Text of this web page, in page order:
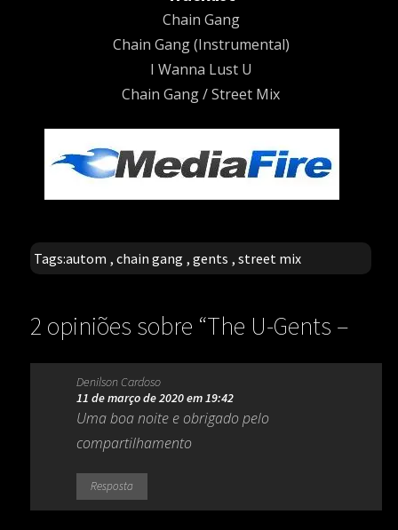
Chain Gang
Chain Gang (Instrumental)
I Wanna Lust U
Chain Gang / Street Mix
Tags:autom ,chain gang ,gents ,street mix
2 opiniões sobre “The U-Gents –
Chain Gang (Melô do Neném)”
Denilson Cardoso
11 de março de 2020 em 19:42
Uma boa noite e obrigado pelo
compartilhamento
Resposta